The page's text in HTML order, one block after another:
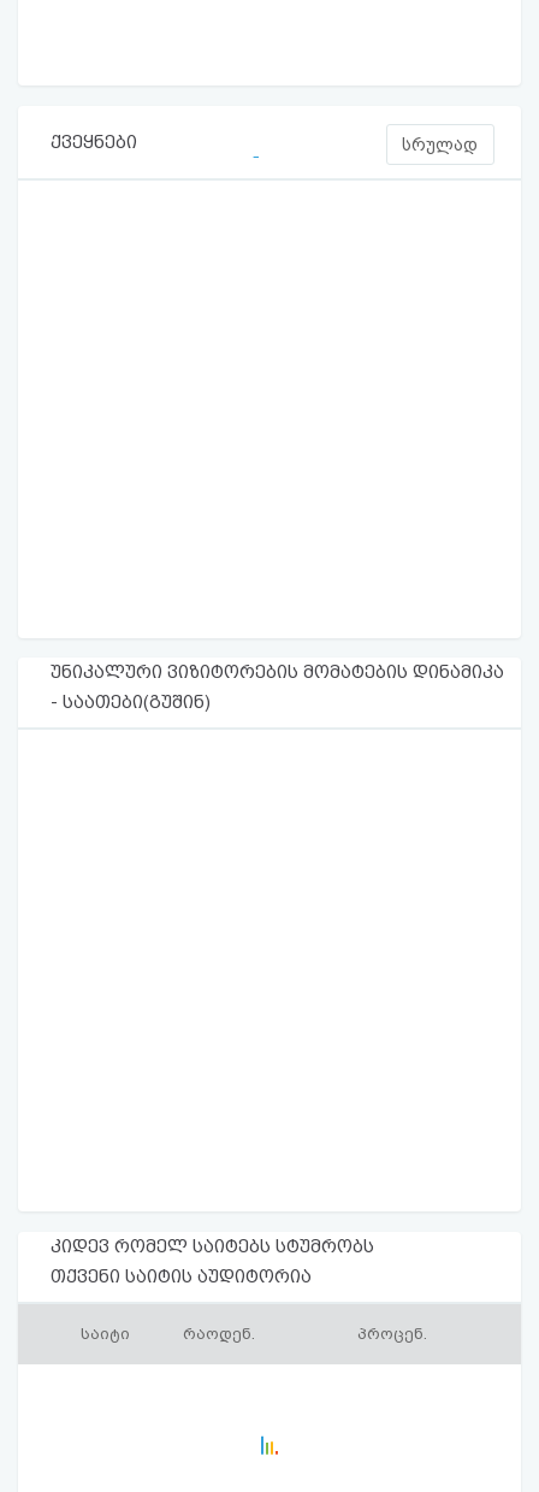
ქვეყნები სრულად
უნიკალური ვიზიტორების მომატების დინამიკა
- საათები(გუშინ)
კიდევ რომელ საიტებს სტუმრობს
თქვენი საიტის აუდიტორია
საიტი რაოდენ. პროცენ.